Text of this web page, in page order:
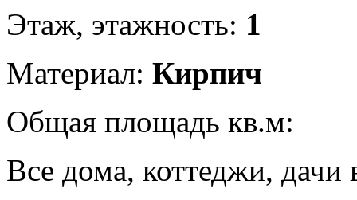
Этаж, этажность: 1
Материал: Кирпич
Общая площадь кв.м:
Все дома, коттеджи,